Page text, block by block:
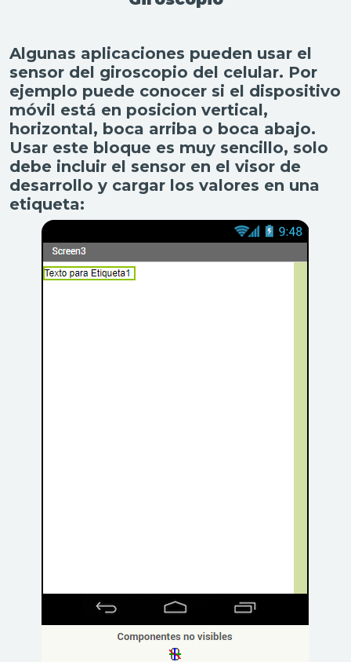
Algunas aplicaciones pueden usar el
sensor del giroscopio del celular. Por
ejemplo puede conocer si el dispositivo
móvil está en posicion vertical,
horizontal, boca arriba o boca abajo.
Usar este bloque es muy sencillo, solo
debe incluir el sensor en el visor de
desarrollo y cargar los valores en una
etiqueta: